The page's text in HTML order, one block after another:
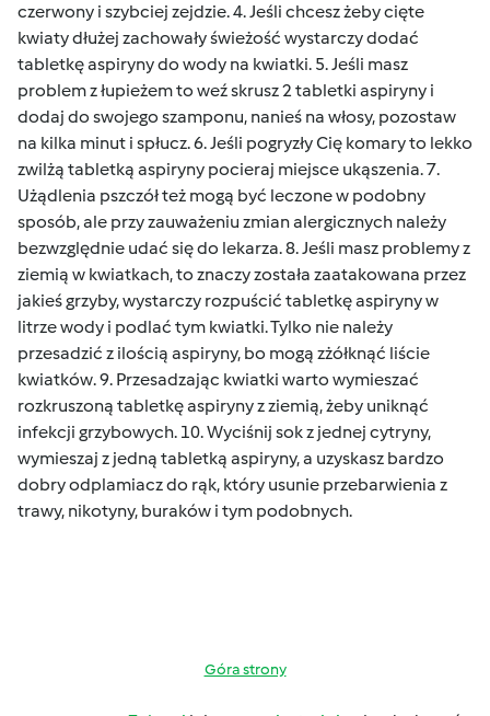
czerwony i szybciej zejdzie. 4. Jeśli chcesz żeby cięte
kwiaty dłużej zachowały świeżość wystarczy dodać
tabletkę aspiryny do wody na kwiatki. 5. Jeśli masz
problem z łupieżem to weź skrusz 2 tabletki aspiryny i
dodaj do swojego szamponu, nanieś na włosy, pozostaw
na kilka minut i spłucz. 6. Jeśli pogryzły Cię komary to lekko
zwilżą tabletką aspiryny pocieraj miejsce ukąszenia. 7.
Użądlenia pszczół też mogą być leczone w podobny
sposób, ale przy zauważeniu zmian alergicznych należy
bezwzględnie udać się do lekarza. 8. Jeśli masz problemy z
ziemią w kwiatkach, to znaczy została zaatakowana przez
jakieś grzyby, wystarczy rozpuścić tabletkę aspiryny w
litrze wody i podlać tym kwiatki. Tylko nie należy
przesadzić z ilością aspiryny, bo mogą zżółknąć liście
kwiatków. 9. Przesadzając kwiatki warto wymieszać
rozkruszoną tabletkę aspiryny z ziemią, żeby uniknąć
infekcji grzybowych. 10. Wyciśnij sok z jednej cytryny,
wymieszaj z jedną tabletką aspiryny, a uzyskasz bardzo
dobry odplamiacz do rąk, który usunie przebarwienia z
trawy, nikotyny, buraków i tym podobnych.
Góra strony